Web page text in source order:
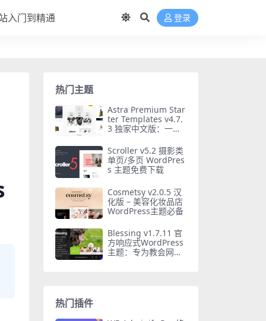
入门到精通 登录
热门主题
Astra Premium Star
ter Templates v4.7.
3 独家中文版：一键
Scroller v5.2 摄影类
单页/多页 WordPres
s 主题免费下载
Cosmetsy v2.0.5 汉
化版 – 美容化妆品店
WordPress主题必备
Blessing v1.7.11 官
方响应式WordPress
主题：专为教会网站
热门插件